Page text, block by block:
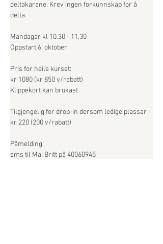
deltakarane. Krev ingen forkunnskap for å
delta.
Mandagar kl 10.30 - 11.30
Oppstart 6. oktober
Pris for heile kurset:
kr 1080 (kr 850 v/rabatt)
Klippekort kan brukast
Tilgjengelig for drop-in dersom ledige plassar -
kr 220 (200 v/rabatt)
Påmelding:
sms til Mai Britt på 40060945